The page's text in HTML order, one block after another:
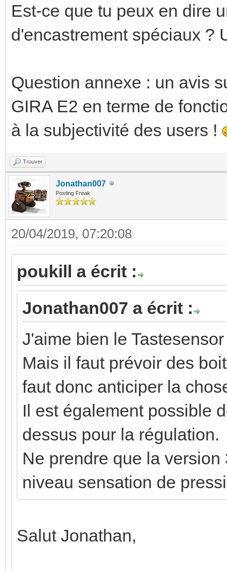
Est-ce que tu peux en dire
d'encastrement spéciaux ?
Question annexe : un avis
GIRA E2 en terme de
à la subjectivité des users !
Trouver
Jonathan007
Posting Freak
20/04/2019, 07:20:08
poukill a écrit :
Jonathan007 a écrit :
J'aime bien le
Mais il faut prévoir des
faut donc anticiper la
Il est également possible
dessus pour la régulation.
Ne prendre que la
niveau sensation de
Salut Jonathan,